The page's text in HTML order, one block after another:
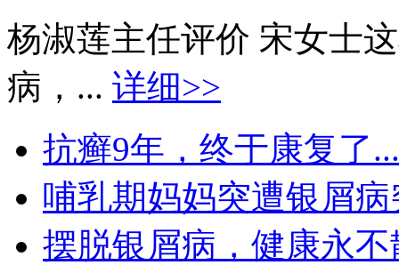
杨淑莲主任评价 宋女士
病，... 详细>>
抗癣9年，终于康复了...
哺乳期妈妈突遭银屑
摆脱银屑病，健康永不